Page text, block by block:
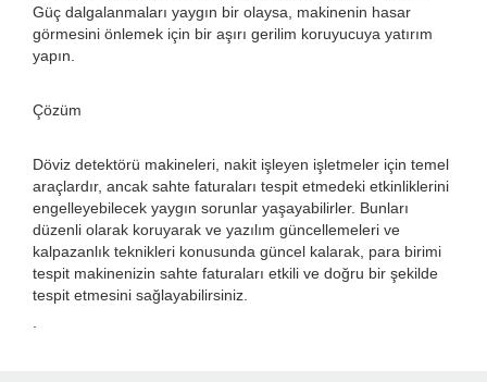
Güç dalgalanmaları yaygın bir olaysa, makinenin hasar
görmesini önlemek için bir aşırı gerilim koruyucuya yatırım
yapın.
Çözüm
Döviz detektörü makineleri, nakit işleyen işletmeler için temel
araçlardır, ancak sahte faturaları tespit etmedeki etkinliklerini
engelleyebilecek yaygın sorunlar yaşayabilirler. Bunları
düzenli olarak koruyarak ve yazılım güncellemeleri ve
kalpazanlık teknikleri konusunda güncel kalarak, para birimi
tespit makinenizin sahte faturaları etkili ve doğru bir şekilde
tespit etmesini sağlayabilirsiniz.